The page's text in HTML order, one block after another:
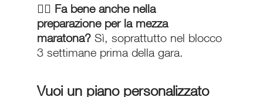
🏃‍♂️ Fa bene anche nella
preparazione per la mezza
maratona? Sì, soprattutto nel blocco
3 settimane prima della gara.
Vuoi un piano personalizzato